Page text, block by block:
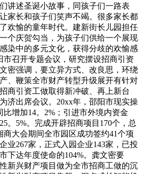
讲述圣诞小故事，同孩子们一路表
家长和孩子们笑声不竭。很多家长都
欢愉的童年时代。建新街长儿园担任
个庆贺勾当，为孩子们供给一个展现
染中的多元文化，获得分歧的欢愉感
市召开专题会议，研究摆设招商引资
密强调，要立异方式、改良思，环绕
、鞭策全市财产转型升级展开有针对
商引资工做取得新冲破、再上新台
济出席会议。20xx年，邵阳市现实操
比增加14。2%；引进市外境内资金
。5%。完成开辟招商项目170个，总
商大会期间全市园区成功签约41个项
业267家，正式入园企业143家，已投
下达年度使命的104%。龚文密要
新兴财产项目做为全市招商工做的沉